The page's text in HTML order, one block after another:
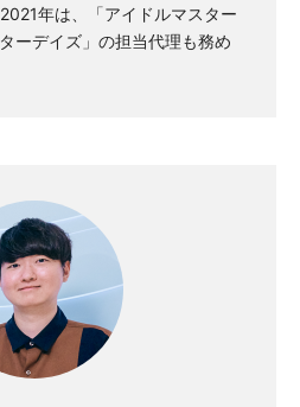
年は、「アイドルマスター
ーデイズ」の担当代理も務め